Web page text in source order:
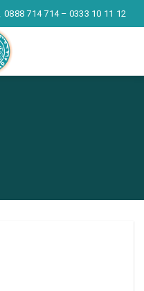
0888 714 714 – 0333 10 11 12